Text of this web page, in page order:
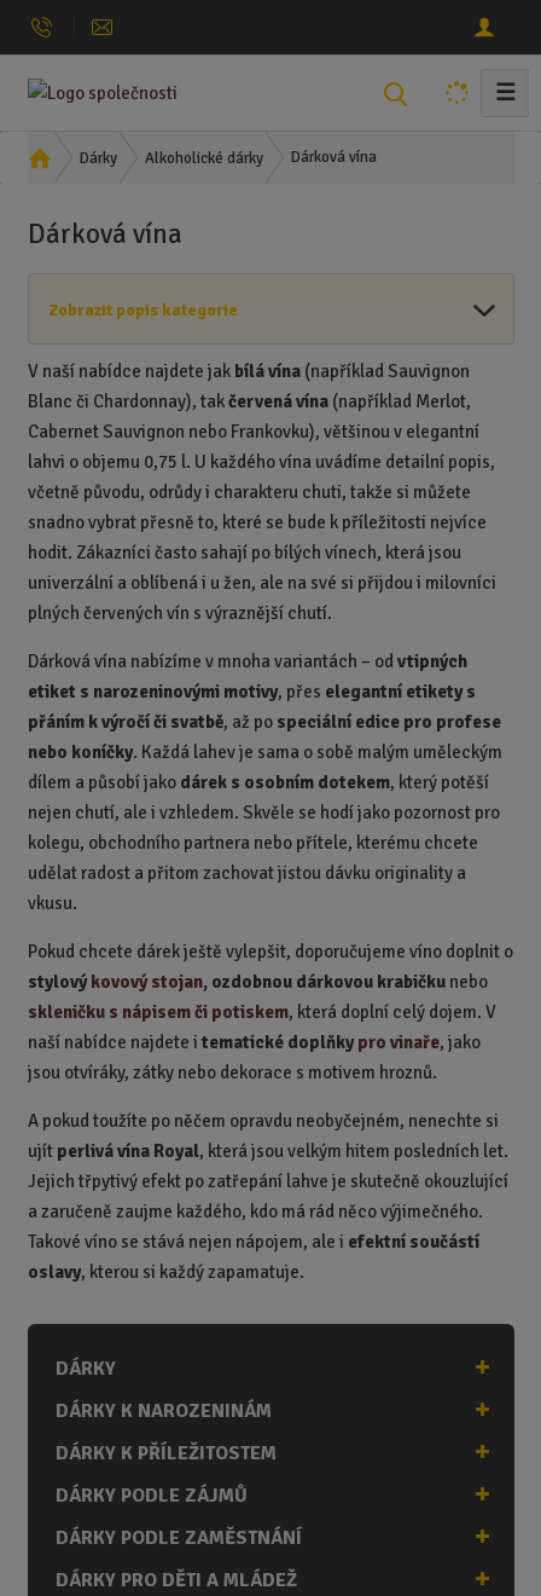
☰
Ú
d
s
r
a
n
Dárky Alkoholické dárky Dárková vína
Dárková vína
Zobrazit popis kategorie
V naší nabídce najdete jak bílá vína(například Sauvignon
Blanc či Chardonnay), takčervená vína(například Merlot,
Cabernet Sauvignon nebo Frankovku), většinou v elegantní
lahvi o objemu 0,75 l. U každého vína uvádíme detailní popis,
včetně původu, odrůdy i charakteru chuti, takže si můžete
snadno vybrat přesně to, které se bude k příležitosti nejvíce
hodit. Zákazníci často sahají po bílých vínech, která jsou
univerzální a oblíbená i u žen, ale na své si přijdou i milovníci
plných červených vín s výraznější chutí.
Dárková vína nabízíme v mnoha variantách – od vtipných
etiket s narozeninovými motivy, přes elegantní etikety s
přáním k výročí či svatbě, až po speciální edice pro profese
nebo koníčky. Každá lahev je sama o sobě malým uměleckým
dílem a působí jako dárek s osobním dotekem, který potěší
nejen chutí, ale i vzhledem. Skvěle se hodí jako pozornost pro
kolegu, obchodního partnera nebo přítele, kterému chcete
udělat radost a přitom zachovat jistou dávku originality a
vkusu.
Pokud chcete dárek ještě vylepšit, doporučujeme víno doplnit o
stylovýkovový stojan, ozdobnou dárkovou krabičkunebo
skleničku s nápisem či potiskem, která doplní celý dojem. V
naší nabídce najdete i tematické doplňkypro vinaře, jako
jsou otvíráky, zátky nebo dekorace s motivem hroznů.
A pokud toužíte po něčem opravdu neobyčejném, nenechte si
ujít perlivá vína Royal, která jsou velkým hitem posledních let.
Jejich třpytivý efekt po zatřepání lahve je skutečně okouzlující
a zaručeně zaujme každého, kdo má rád něco výjimečného.
Takové víno se stává nejen nápojem, ale i efektní součástí
oslavy, kterou si každý zapamatuje.
DÁRKY
DÁRKY K NAROZENINÁM
DÁRKY K PŘÍLEŽITOSTEM
DÁRKY PODLE ZÁJMŮ
DÁRKY PODLE ZAMĚSTNÁNÍ
DÁRKY PRO DĚTI A MLÁDEŽ